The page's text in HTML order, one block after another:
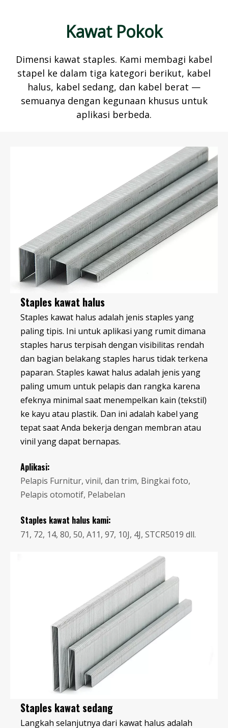
Kawat Pokok
Dimensi kawat staples. Kami membagi kabel
stapel ke dalam tiga kategori berikut, kabel
halus, kabel sedang, dan kabel berat —
semuanya dengan kegunaan khusus untuk
aplikasi berbeda.
Staples kawat halus
Staples kawat halus adalah jenis staples yang
paling tipis. Ini untuk aplikasi yang rumit dimana
staples harus terpisah dengan visibilitas rendah
dan bagian belakang staples harus tidak terkena
paparan. Staples kawat halus adalah jenis yang
paling umum untuk pelapis dan rangka karena
efeknya minimal saat menempelkan kain (tekstil)
ke kayu atau plastik. Dan ini adalah kabel yang
tepat saat Anda bekerja dengan membran atau
vinil yang dapat bernapas.
Aplikasi:
Pelapis Furnitur, vinil, dan trim, Bingkai foto,
Pelapis otomotif, Pelabelan
Staples kawat halus kami:
71, 72, 14, 80, 50, A11, 97, 10J, 4J, STCR5019 dll.
Staples kawat sedang
Langkah selanjutnya dari kawat halus adalah